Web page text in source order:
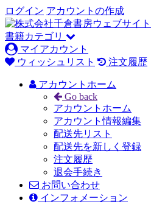
ログイン アカウントの作成
書籍カテゴリ
マイアカウント
ウィッシュリスト
注文履歴
アカウントホーム
Go back
アカウントホーム
アカウント情報編集
配送先リスト
配送先を新しく登録
注文履歴
退会手続き
お問い合わせ
インフォメーション